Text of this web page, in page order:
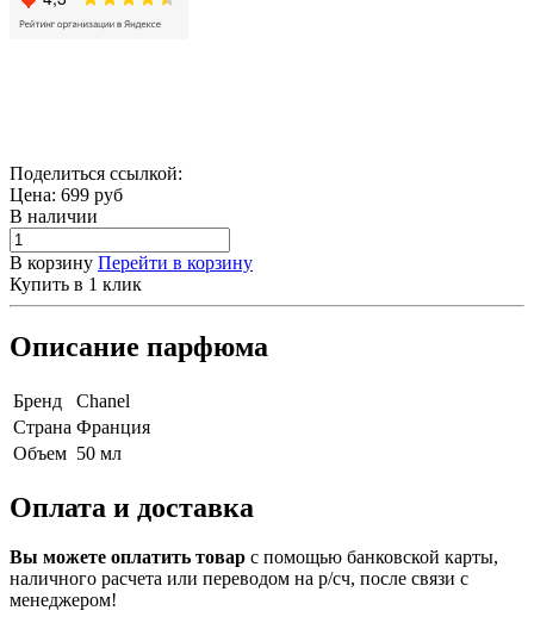
Поделиться ссылкой:
Цена: 699 руб
В наличии
В корзину Перейти в корзину
Купить в 1 клик
Описание парфюма
Бренд
Chanel
Страна Франция
Объем 50 мл
Оплата и доставка
Вы можете оплатить товар с помощью банковской карты,
наличного расчета или переводом на р/сч, после связи с
менеджером!